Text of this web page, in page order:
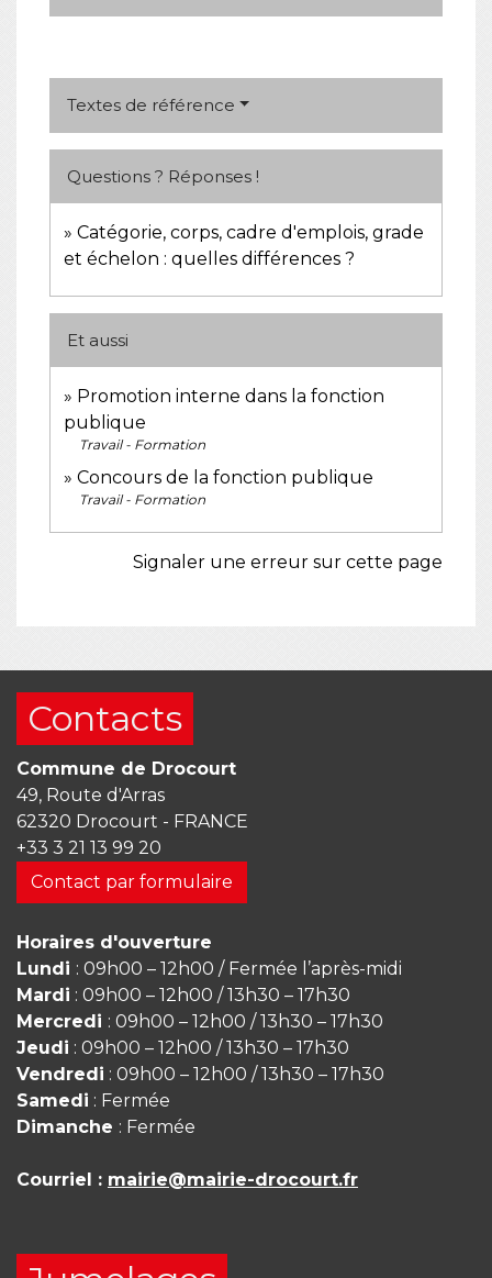
Textes de référence
Questions ? Réponses !
Catégorie, corps, cadre d'emplois, grade
et échelon : quelles différences ?
Et aussi
Promotion interne dans la fonction
publique
Travail - Formation
Concours de la fonction publique
Travail - Formation
Signaler une erreur sur cette page
Contacts
Commune de Drocourt
49, Route d'Arras
62320 Drocourt - FRANCE
+33 3 21 13 99 20
Contact par formulaire
Horaires d'ouverture
Lundi : 09h00 – 12h00 / Fermée l’après-midi
Mardi : 09h00 – 12h00 / 13h30 – 17h30
Mercredi : 09h00 – 12h00 / 13h30 – 17h30
Jeudi : 09h00 – 12h00 / 13h30 – 17h30
Vendredi : 09h00 – 12h00 / 13h30 – 17h30
Samedi : Fermée
Dimanche : Fermée
Courriel : mairie@mairie-drocourt.fr